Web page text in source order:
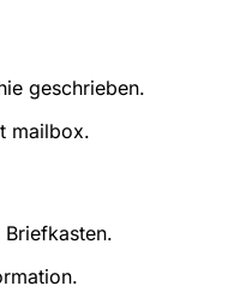
geschrieben.
mailbox.